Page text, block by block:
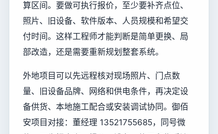
算区间。要做可执行报价，至少要补齐点位、
照片、旧设备、软件版本、人员规模和希望交
付时间。这样工程师才能判断是简单更换、局
部改造，还是需要重新规划整套系统。
外地项目可以先远程核对现场照片、门点数
量、旧设备品牌、网络和供电条件，再决定设
备供货、本地施工配合或安装调试协同。御佰
安项目对接：董经理 13521755685，同号微